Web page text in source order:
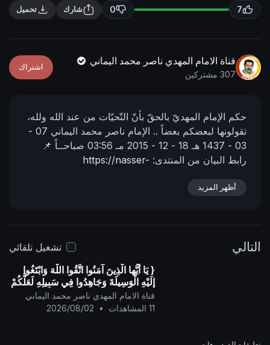
s
f
l
s
7
0 شارك تحميل
قناة الامام المهدي ناصر محمد اليماني
307 مشتركين
اشتراك
حكم الإمام المهديّ بالحقّ بأنّ التّحيّات من عند الله ولله،
تقولونها لبعضكم بعضاً .. الإمام ناصر محمد اليماني
07 -
03 - 1437 هـ
18 - 12 - 2015 مـ 03:56 صباحــاً
📌
رابط البيان من المنتدى: https://nasser-
أظهر المزيد
التالي
تشغيل تلقائي
{ يَا أيُّها الَّذِينَ آمَنُوا اتَّقُوا اللَّهَ وَابْتَغُوا
إِلَيْهِ الْوَسِيلَةَ وَجَاهِدُوا فِي سَبِيلِهِ لَعَلَّكُمْ
تُفْلِحُونَ }
قناة الامام المهدي ناصر محمد اليماني
11 المشاهدات
•
2026/08/02